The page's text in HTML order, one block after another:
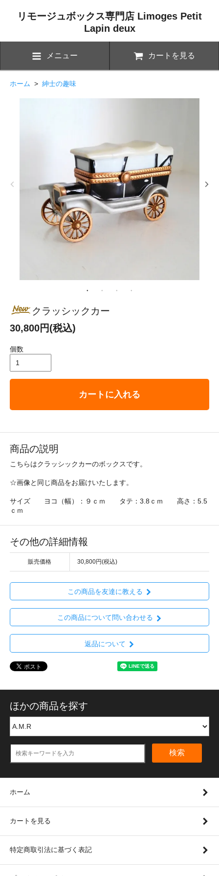
リモージュボックス専門店 Limoges Petit
Lapin deux
メニュー カートを見る
ホーム > 紳士の趣味
クラッシックカー
30,800円(税込)
個数
カートに入れる
商品の説明
こちらはクラッシックカーのボックスです。
☆画像と同じ商品をお届けいたします。
サイズ ヨコ（幅）：９ｃｍ タテ：3.8ｃｍ 高さ：5.5
ｃｍ
その他の詳細情報
販売価格 30,800円(税込)
この商品を友達に教える
この商品について問い合わせる
返品について
ほかの商品を探す
検索
ホーム
カートを見る
特定商取引法に基づく表記